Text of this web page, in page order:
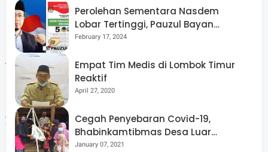
Para delegasi tampak antusias mengikuti berbagai
rangkaian acara IGS di hari kedua ini. H.E. Mr. Tomáš
Ferko selaku Duta Besar Slovakia mengungkapkan, acara
tak hanya berhasil memperkenalkan adat istiadat yang
ada di Provinsi NTB tetapi juga membuat para delegasi
lainnya untuk mengeksplore lebih jauh tempat-tempat
yang ada di NTB.
Perolehan Sementara Nasdem
Lobar Tertinggi, Pauzul Bayan
Berpeluang “Rebut” Kursi Dapil 3
February 17, 2024
Empat Tim Medis di Lombok Timur
Reaktif
April 27, 2020
Cegah Penyebaran Covid-19,
Bhabinkamtibmas Desa Luar
Pantau Kegiatan Posyandu
January 07, 2021